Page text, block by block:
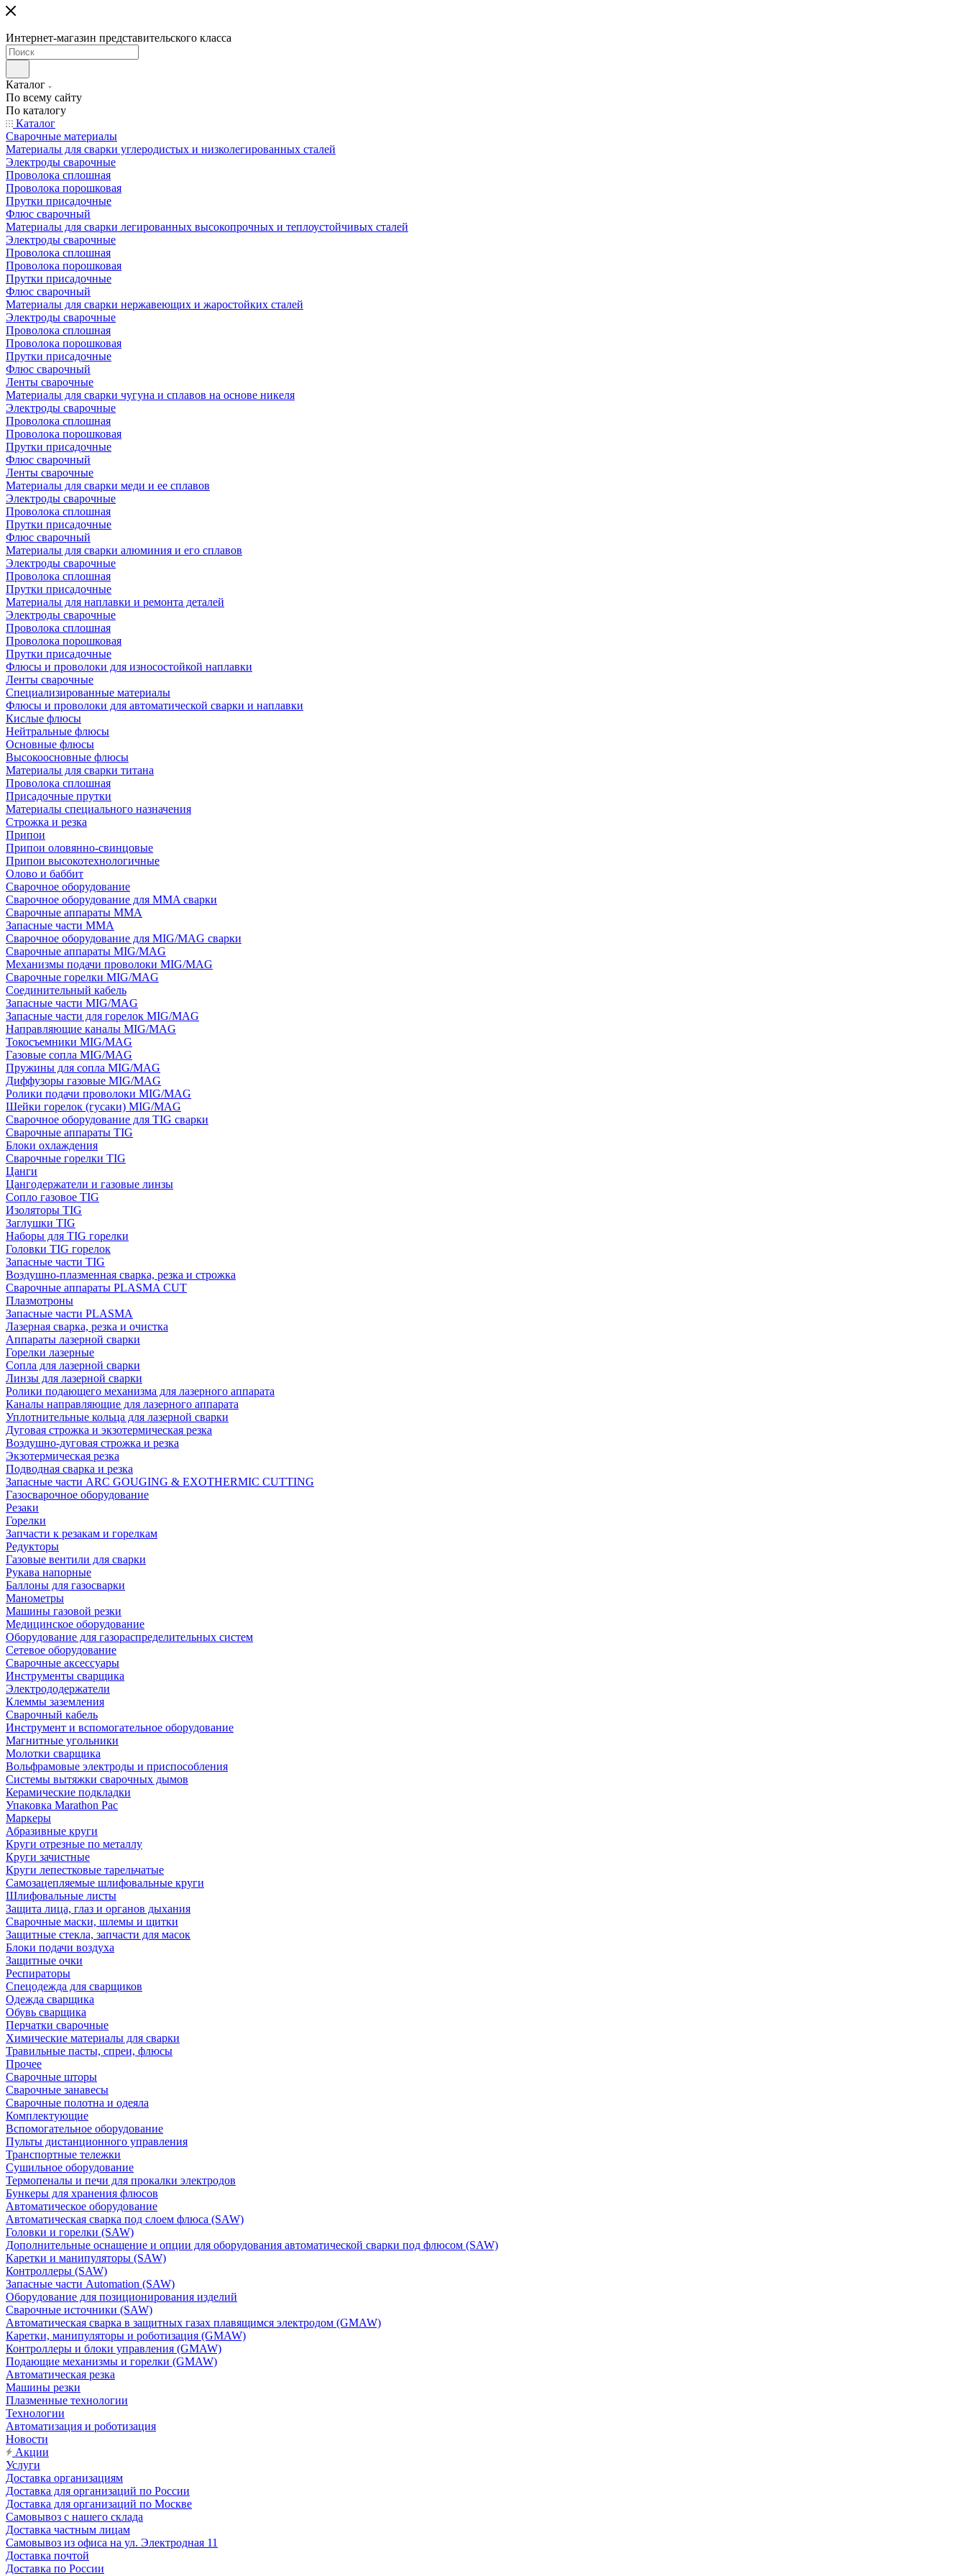
Интернет-магазин представительского класса
Каталог
По всему сайту
По каталогу
Каталог
Сварочные материалы
Материалы для сварки углеродистых и низколегированных сталей
Электроды сварочные
Проволока сплошная
Проволока порошковая
Прутки присадочные
Флюс сварочный
Материалы для сварки легированных высокопрочных и теплоустойчивых сталей
Электроды сварочные
Проволока сплошная
Проволока порошковая
Прутки присадочные
Флюс сварочный
Материалы для сварки нержавеющих и жаростойких сталей
Электроды сварочные
Проволока сплошная
Проволока порошковая
Прутки присадочные
Флюс сварочный
Ленты сварочные
Материалы для сварки чугуна и сплавов на основе никеля
Электроды сварочные
Проволока сплошная
Проволока порошковая
Прутки присадочные
Флюс сварочный
Ленты сварочные
Материалы для сварки меди и ее сплавов
Электроды сварочные
Проволока сплошная
Прутки присадочные
Флюс сварочный
Материалы для сварки алюминия и его сплавов
Электроды сварочные
Проволока сплошная
Прутки присадочные
Материалы для наплавки и ремонта деталей
Электроды сварочные
Проволока сплошная
Проволока порошковая
Прутки присадочные
Флюсы и проволоки для износостойкой наплавки
Ленты сварочные
Специализированные материалы
Флюсы и проволоки для автоматической сварки и наплавки
Кислые флюсы
Нейтральные флюсы
Основные флюсы
Высокоосновные флюсы
Материалы для сварки титана
Проволока сплошная
Присадочные прутки
Материалы специального назначения
Строжка и резка
Припои
Припои оловянно-свинцовые
Припои высокотехнологичные
Олово и баббит
Сварочное оборудование
Сварочное оборудование для MMA сварки
Сварочные аппараты MMA
Запасные части MMA
Сварочное оборудование для MIG/MAG сварки
Сварочные аппараты MIG/MAG
Механизмы подачи проволоки MIG/MAG
Сварочные горелки MIG/MAG
Соединительный кабель
Запасные части MIG/MAG
Запасные части для горелок MIG/MAG
Направляющие каналы MIG/MAG
Токосъемники MIG/MAG
Газовые сопла MIG/MAG
Пружины для сопла MIG/MAG
Диффузоры газовые MIG/MAG
Ролики подачи проволоки MIG/MAG
Шейки горелок (гусаки) MIG/MAG
Сварочное оборудование для TIG сварки
Сварочные аппараты TIG
Блоки охлаждения
Сварочные горелки TIG
Цанги
Цангодержатели и газовые линзы
Сопло газовое TIG
Изоляторы TIG
Заглушки TIG
Наборы для TIG горелки
Головки TIG горелок
Запасные части TIG
Воздушно-плазменная сварка, резка и строжка
Сварочные аппараты PLASMA CUT
Плазмотроны
Запасные части PLASMA
Лазерная сварка, резка и очистка
Аппараты лазерной сварки
Горелки лазерные
Сопла для лазерной сварки
Линзы для лазерной сварки
Ролики подающего механизма для лазерного аппарата
Каналы направляющие для лазерного аппарата
Уплотнительные кольца для лазерной сварки
Дуговая строжка и экзотермическая резка
Воздушно-дуговая строжка и резка
Экзотермическая резка
Подводная сварка и резка
Запасные части ARC GOUGING & EXOTHERMIC CUTTING
Газосварочное оборудование
Резаки
Горелки
Запчасти к резакам и горелкам
Редукторы
Газовые вентили для сварки
Рукава напорные
Баллоны для газосварки
Манометры
Машины газовой резки
Медицинское оборудование
Оборудование для газораспределительных систем
Сетевое оборудование
Сварочные аксессуары
Инструменты сварщика
Электрододержатели
Клеммы заземления
Сварочный кабель
Инструмент и вспомогательное оборудование
Магнитные угольники
Молотки сварщика
Вольфрамовые электроды и приспособления
Системы вытяжки сварочных дымов
Керамические подкладки
Упаковка Marathon Pac
Маркеры
Абразивные круги
Круги отрезные по металлу
Круги зачистные
Круги лепестковые тарельчатые
Самозацепляемые шлифовальные круги
Шлифовальные листы
Защита лица, глаз и органов дыхания
Сварочные маски, шлемы и щитки
Защитные стекла, запчасти для масок
Блоки подачи воздуха
Защитные очки
Респираторы
Спецодежда для сварщиков
Одежда сварщика
Обувь сварщика
Перчатки сварочные
Химические материалы для сварки
Травильные пасты, спреи, флюсы
Прочее
Сварочные шторы
Сварочные занавесы
Сварочные полотна и одеяла
Комплектующие
Вспомогательное оборудование
Пульты дистанционного управления
Транспортные тележки
Сушильное оборудование
Термопеналы и печи для прокалки электродов
Бункеры для хранения флюсов
Автоматическое оборудование
Автоматическая сварка под слоем флюса (SAW)
Головки и горелки (SAW)
Дополнительные оснащение и опции для оборудования автоматической сварки под флюсом (SAW)
Каретки и манипуляторы (SAW)
Контроллеры (SAW)
Запасные части Automation (SAW)
Оборудование для позиционирования изделий
Сварочные источники (SAW)
Автоматическая сварка в защитных газах плавящимся электродом (GMAW)
Каретки, манипуляторы и роботизация (GMAW)
Контроллеры и блоки управления (GMAW)
Подающие механизмы и горелки (GMAW)
Автоматическая резка
Машины резки
Плазменные технологии
Технологии
Автоматизация и роботизация
Новости
Акции
Услуги
Доставка организациям
Доставка для организаций по России
Доставка для организаций по Москве
Самовывоз с нашего склада
Доставка частным лицам
Самовывоз из офиса на ул. Электродная 11
Доставка почтой
Доставка по России